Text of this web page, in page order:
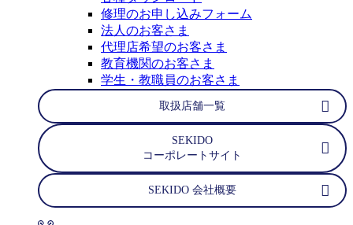
修理のお申し込みフォーム
法人のお客さま
代理店希望のお客さま
教育機関のお客さま
学生・教職員のお客さま
取扱店舗一覧
SEKIDO
コーポレートサイト
SEKIDO 会社概要